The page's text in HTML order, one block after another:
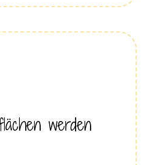
werden